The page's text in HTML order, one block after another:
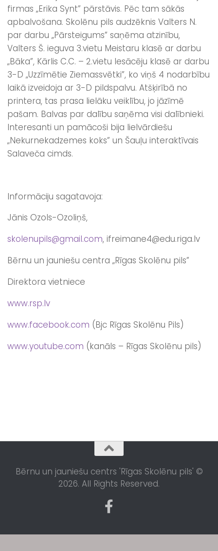
firmas „Erika Synt” pārstāvis. Pēc tam sākās
apbalvošana. Skolēnu pils audzēknis Valters N.
par darbu „Pārsteigums” saņēma atzinību,
Valters Š. ieguva 3.vietu Meistaru klasē ar darbu
„Bāka”, Kārlis C.C. – 2.vietu Iesācēju klasē ar darbu
3-D „Uzzīmētie Ziemassvētki”, ko viņš 4 nodarbību
laikā izveidoja ar 3-D pildspalvu. Atšķirībā no
printera, tas prasa lielāku veiklību, jo jāzīmē
pašam. Balvas par dalību saņēma visi dalībnieki.
Interesanti un pamācoši bija lielvārdiešu
„Nekurnekadzemes koks” un Šauļu interaktīvais
Salaveča cimds.
Informāciju sagatavoja:
Jānis Ozols-Ozoliņš,
skolenupils@gmail.com, ifreimane4@edu.riga.lv
Bērnu un jauniešu centra „Rīgas Skolēnu pils”
Direktora vietniece
www.rsp.lv
www.facebook.com (Bjc Rīgas Skolēnu Pils)
www.youtube.com (kanāls – Rīgas Skolēnu pils)
Bērnu un jauniešu centrs 'Rīgas Skolēnu pils' ©
2026. All Rights Reserved.